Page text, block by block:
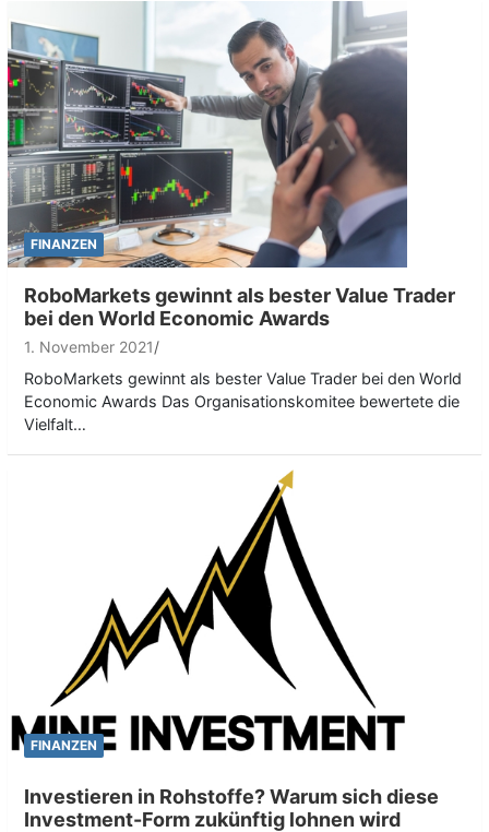
FINANZEN
RoboMarkets gewinnt als bester Value Trader
bei den World Economic Awards
1. November 2021
RoboMarkets gewinnt als bester Value Trader bei den World
Economic Awards Das Organisationskomitee bewertete die
Vielfalt…
FINANZEN
Investieren in Rohstoffe? Warum sich diese
Investment-Form zukünftig lohnen wird